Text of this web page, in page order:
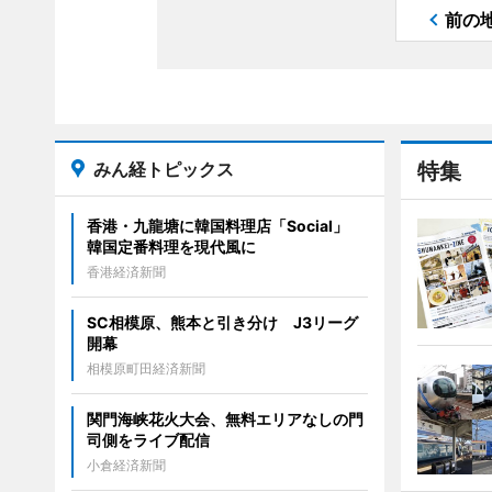
前の
特集
みん経トピックス
香港・九龍塘に韓国料理店「Social」
韓国定番料理を現代風に
香港経済新聞
SC相模原、熊本と引き分け J3リーグ
開幕
相模原町田経済新聞
関門海峡花火大会、無料エリアなしの門
司側をライブ配信
小倉経済新聞